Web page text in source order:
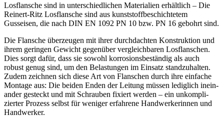
Losflansche sind in unter­schied­lichen Materialien erhältlich – Die
Reinert-Ritz Losflansche sind aus kunst­stoff­be­schich­tetem
Gusseisen, die nach DIN EN 1092 PN 10 bzw. PN 16 gebohrt sind.
Die Flansche überzeugen mit ihrer durch­dachten Konstruktion und
ihrem geringen Gewicht gegenüber vergleich­baren Losflan­schen.
Dies sorgt dafür, dass sie sowohl korro­si­ons­be­ständig als auch
robust genug sind, um den Belas­tungen im Einsatz stand­zu­halten.
Zudem zeichnen sich diese Art von Flanschen durch ihre einfache
Montage aus: Die beiden Enden der Leitung müssen lediglich inein­
ander gesteckt und mit Schrauben fixiert werden – ein unkom­pli­
zierter Prozess selbst für weniger erfahrene Handwer­ke­rinnen und
Handwerker.